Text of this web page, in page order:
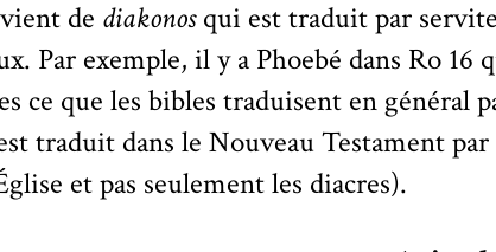
de diakonosqui est traduit par
Par exemple, il y a Phoebé dans Ro 16
ce que les bibles traduisent en général
traduit dans le Nouveau Testament
et pas seulement les diacres).